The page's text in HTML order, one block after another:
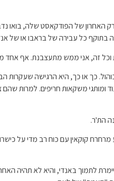
בתוקף כל עבירה של בראבו או של
זה, אני ממש מתעצבנת. אף אחד
ומותגי משקאות חריפים.
הת'ר.
קוקאין עם כוח רב מדי על
לתמוך באנדי, והיא לא תהיה